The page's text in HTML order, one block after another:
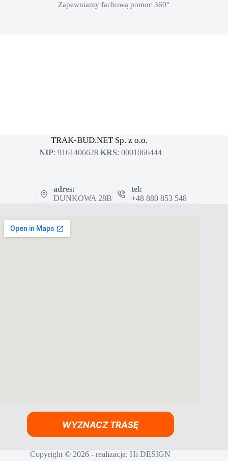
Zapewniamy fachową pomoc 360°
TRAK-BUD.NET Sp. z o.o.
NIP: 9161406628 KRS: 0001066444
adres:
DUNKOWA 28B
tel:
+48 880 853 548
WYZNACZ TRASĘ
Copyright © 2026 - realizacja:Hi DESIGN